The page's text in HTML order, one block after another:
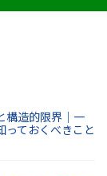
構造的限界｜一
っておくべきこと